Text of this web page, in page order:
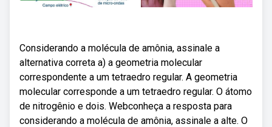
Considerando a molécula de amônia, assinale a
alternativa correta a) a geometria molecular
correspondente a um tetraedro regular. A geometria
molecular corresponde a um tetraedro regular. O átomo
de nitrogênio e dois. Webconheça a resposta para
considerando a molécula de amônia, assinale a alte. O